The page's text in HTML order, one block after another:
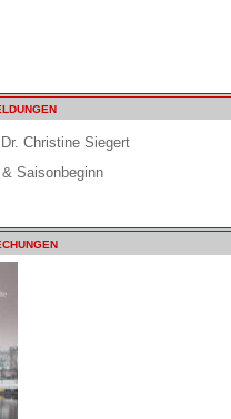
Christine Siegert
Saisonbeginn